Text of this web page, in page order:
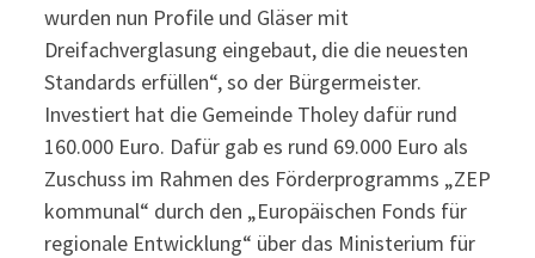
wurden nun Profile und Gläser mit
Dreifachverglasung eingebaut, die die neuesten
Standards erfüllen“, so der Bürgermeister.
Investiert hat die Gemeinde Tholey dafür rund
160.000 Euro. Dafür gab es rund 69.000 Euro als
Zuschuss im Rahmen des Förderprogramms „ZEP
kommunal“ durch den „Europäischen Fonds für
regionale Entwicklung“ über das Ministerium für